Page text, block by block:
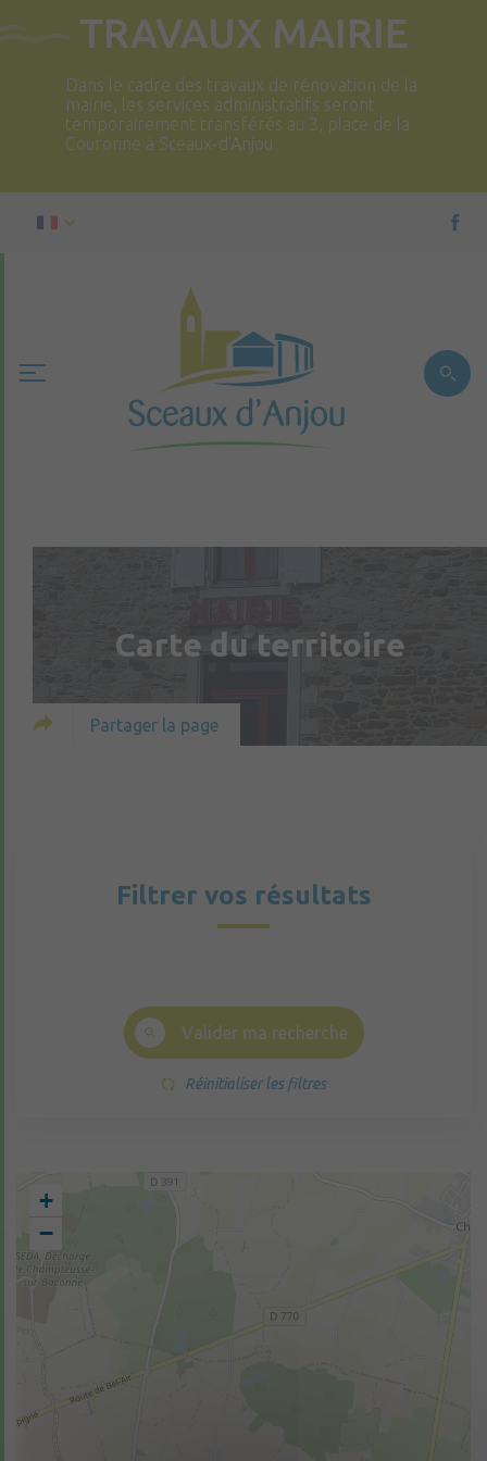
TRAVAUX MAIRIE
Dans le cadre des travaux de rénovation de la
mairie, les services administratifs seront
temporairement transférés au 3, place de la
Couronne à Sceaux-d’Anjou
Carte du territoire
Partager la page
Filtrer vos résultats
Valider ma recherche
Réinitialiser les filtres
+
−